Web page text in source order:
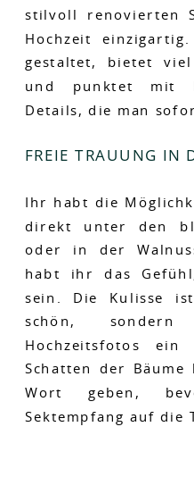
stilvoll renovierten
Hochzeit
gestaltet, bietet
und punktet mit
Details, die man
FREIE TRAUUNG IN
Ihr habt die
direkt unter den
oder in der
habt ihr das
sein. Die Kulisse
schön,
Hochzeitsfotos ein
Schatten der
Wort geben,
Sektempfang auf die